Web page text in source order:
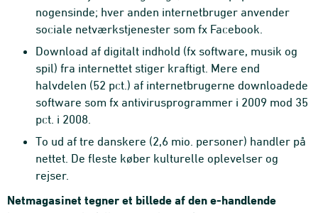
nogensinde; hver anden internetbruger anvender
sociale netværkstjenester som fx Facebook.
Download af digitalt indhold (fx software, musik og
spil) fra internettet stiger kraftigt. Mere end
halvdelen (52 pct.) af internetbrugerne downloadede
software som fx antivirusprogrammer i 2009 mod 35
pct. i 2008.
To ud af tre danskere (2,6 mio. personer) handler på
nettet. De fleste køber kulturelle oplevelser og
rejser.
Netmagasinet tegner et billede af den e-handlende